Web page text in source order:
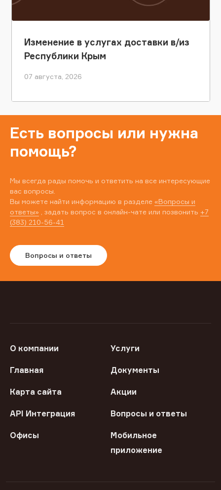
Изменение в услугах доставки в/из
Республики Крым
07 августа, 2026
Есть вопросы или нужна
помощь?
Мы всегда рады помочь и ответить на все интересующие
вас вопросы.
Вы можете найти информацию в разделе «Вопросы и
ответы» , задать вопрос в онлайн-чате или позвонить +7
(383) 210-56-41
Вопросы и ответы
О компании Услуги
Главная Документы
Карта сайта Акции
API Интеграция Вопросы и ответы
Офисы
Мобильное
приложение